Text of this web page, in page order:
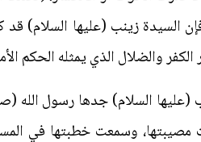
فإن السيدة زينب (عليها
والضلال الذي يمثله الحكم
(عليها السلام) جدها رسول الله
مصيبتها، وسمعت خطبتها في